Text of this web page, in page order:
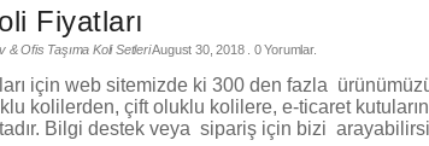
Fiyatları
& Ofis Taşıma Koli SetleriAugust 30, 2018. 0 Yorumlar.
için web sitemizde ki 300 den fazla
kolilerden, çift oluklu kolilere, e-ticaret
Bilgi destek veya sipariş için bizi